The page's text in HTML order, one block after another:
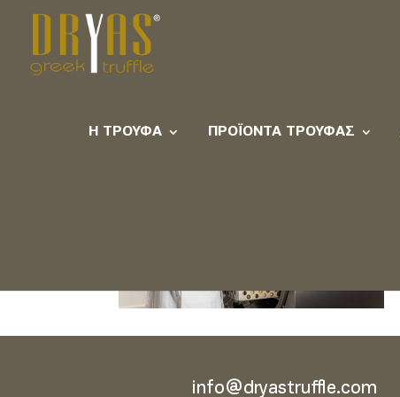
Η ΤΡΟΎΦΑ ΠΡΟΪΌΝΤΑ ΤΡΟΎΦΑΣ
info@dryastruffle.com